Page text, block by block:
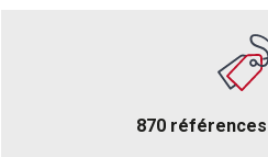
870 références